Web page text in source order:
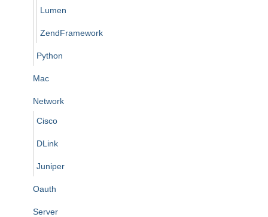
Lumen
ZendFramework
Python
Mac
Network
Cisco
DLink
Juniper
Oauth
Server